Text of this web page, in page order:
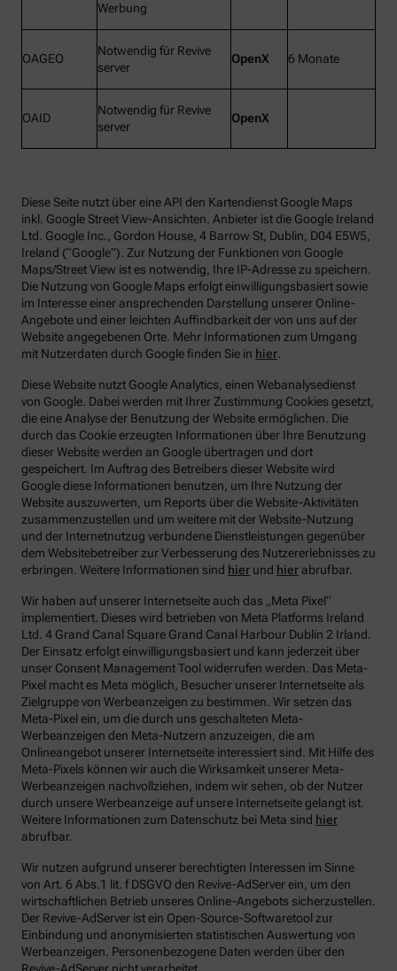
Werbung
OAGEO
Notwendig für Revive
server
OpenX 6 Monate
OAID
Notwendig für Revive
server
OpenX
Diese Seite nutzt über eine API den Kartendienst Google Maps
inkl. Google Street View-Ansichten. Anbieter ist die Google Ireland
Ltd. Google Inc., Gordon House, 4 Barrow St, Dublin, D04 E5W5,
Ireland (“Google”). Zur Nutzung der Funktionen von Google
Maps/Street View ist es notwendig, Ihre IP-Adresse zu speichern.
Die Nutzung von Google Maps erfolgt einwilligungsbasiert sowie
im Interesse einer ansprechenden Darstellung unserer Online-
Angebote und einer leichten Auffindbarkeit der von uns auf der
Website angegebenen Orte. Mehr Informationen zum Umgang
mit Nutzerdaten durch Google finden Sie in hier.
Diese Website nutzt Google Analytics, einen Webanalysedienst
von Google. Dabei werden mit Ihrer Zustimmung Cookies gesetzt,
die eine Analyse der Benutzung der Website ermöglichen. Die
durch das Cookie erzeugten Informationen über Ihre Benutzung
dieser Website werden an Google übertragen und dort
gespeichert. Im Auftrag des Betreibers dieser Website wird
Google diese Informationen benutzen, um Ihre Nutzung der
Website auszuwerten, um Reports über die Website-Aktivitäten
zusammenzustellen und um weitere mit der Website-Nutzung
und der Internetnutzug verbundene Dienstleistungen gegenüber
dem Websitebetreiber zur Verbesserung des Nutzererlebnisses zu
erbringen. Weitere Informationen sind hier und hier abrufbar.
Wir haben auf unserer Internetseite auch das „Meta Pixel“
implementiert. Dieses wird betrieben von Meta Platforms Ireland
Ltd. 4 Grand Canal Square Grand Canal Harbour Dublin 2 Irland.
Der Einsatz erfolgt einwilligungsbasiert und kann jederzeit über
unser Consent Management Tool widerrufen werden. Das Meta-
Pixel macht es Meta möglich, Besucher unserer Internetseite als
Zielgruppe von Werbeanzeigen zu bestimmen. Wir setzen das
Meta-Pixel ein, um die durch uns geschalteten Meta-
Werbeanzeigen den Meta-Nutzern anzuzeigen, die am
Onlineangebot unserer Internetseite interessiert sind. Mit Hilfe des
Meta-Pixels können wir auch die Wirksamkeit unserer Meta-
Werbeanzeigen nachvollziehen, indem wir sehen, ob der Nutzer
durch unsere Werbeanzeige auf unsere Internetseite gelangt ist.
Weitere Informationen zum Datenschutz bei Meta sind hier
abrufbar.
Wir nutzen aufgrund unserer berechtigten Interessen im Sinne
von Art. 6 Abs.1 lit. f DSGVO den Revive-AdServer ein, um den
wirtschaftlichen Betrieb unseres Online-Angebots sicherzustellen.
Der Revive-AdServer ist ein Open-Source-Softwaretool zur
Einbindung und anonymisierten statistischen Auswertung von
Werbeanzeigen. Personenbezogene Daten werden über den